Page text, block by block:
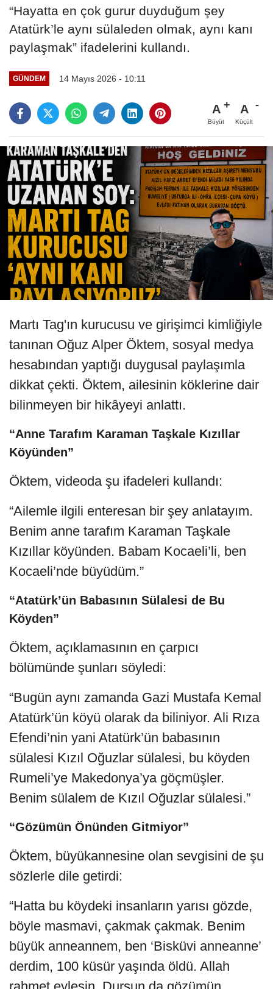
“Hayatta en çok gurur duyduğum şey
Atatürk’le aynı sülaleden olmak, aynı kanı
paylaşmak” ifadelerini kullandı.
GÜNDEM 14 Mayıs 2026 - 10:11
A
Büyüt
A
Küçült
Martı Tag'ın kurucusu ve girişimci kimliğiyle
tanınan Oğuz Alper Öktem, sosyal medya
hesabından yaptığı duygusal paylaşımla
dikkat çekti. Öktem, ailesinin köklerine dair
bilinmeyen bir hikâyeyi anlattı.
“Anne Tarafım Karaman Taşkale Kızıllar
Köyünden”
Öktem, videoda şu ifadeleri kullandı:
“Ailemle ilgili enteresan bir şey anlatayım.
Benim anne tarafım Karaman Taşkale
Kızıllar köyünden. Babam Kocaeli’li, ben
Kocaeli’nde büyüdüm.”
“Atatürk’ün Babasının Sülalesi de Bu
Köyden”
Öktem, açıklamasının en çarpıcı
bölümünde şunları söyledi:
“Bugün aynı zamanda Gazi Mustafa Kemal
Atatürk’ün köyü olarak da biliniyor. Ali Rıza
Efendi’nin yani Atatürk’ün babasının
sülalesi Kızıl Oğuzlar sülalesi, bu köyden
Rumeli’ye Makedonya’ya göçmüşler.
Benim sülalem de Kızıl Oğuzlar sülalesi.”
“Gözümün Önünden Gitmiyor”
Öktem, büyükannesine olan sevgisini de şu
sözlerle dile getirdi:
“Hatta bu köydeki insanların yarısı gözde,
böyle masmavi, çakmak çakmak. Benim
büyük anneannem, ben ‘Bisküvi anneanne’
derdim, 100 küsür yaşında öldü. Allah